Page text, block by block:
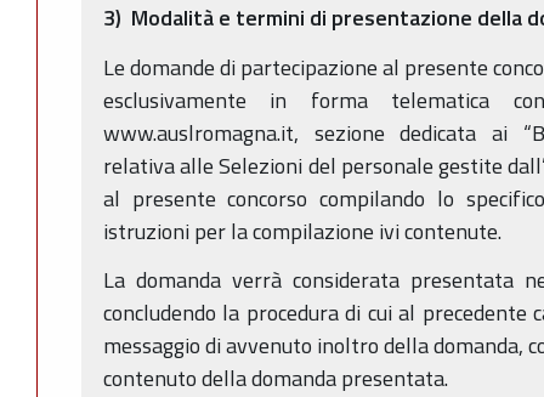
3) Modalità e termini di presentazione della
Le domande di partecipazione al presente
esclusivamente in forma telematica
www.auslromagna.it, sezione dedicata ai
relativa alle Selezioni del personale gestite
al presente concorso compilando lo
istruzioni per la compilazione ivi contenute.
La domanda verrà considerata presentata
concludendo la procedura di cui al precedente
messaggio di avvenuto inoltro della domanda,
contenuto della domanda presentata.